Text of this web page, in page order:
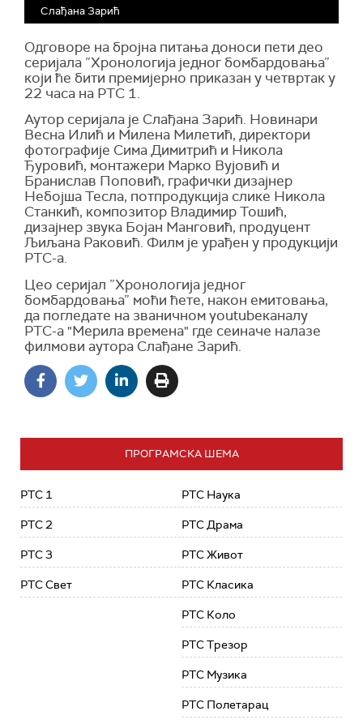
Слађана Зарић
Одговоре на бројна питања доноси пети део
серијала ”Хронологија једног бомбардовања”
који ће бити премијерно приказан у четвртак у
22 часа на РТС 1.
Аутор серијала је Слађана Зарић. Новинари
Весна Илић и Милена Милетић, директори
фотографије Сима Димитрић и Никола
Ђуровић, монтажери Марко Вујовић и
Бранислав Поповић, графички дизајнер
Небојша Тесла, потпродукција слике Никола
Станкић, композитор Владимир Тошић,
дизајнер звука Бојан Манговић, продуцент
Љиљана Раковић. Филм је урађен у продукцији
РТС-а.
Цео серијал ”Хронологија једног
бомбардовања” моћи ћете, након емитовања,
да погледате на званичномyoutubeканалу
РТС-a"Мерила времена" где сеиначе налазе
филмови аутора Слађане Зарић.
ПРОГРАМСКА ШЕМА
РТС 1
РТС 2
РТС 3
РТС Свет
РТС Наука
РТС Драма
РТС Живот
РТС Класика
РТС Коло
РТС Трезор
РТС Музика
РТС Полетарац